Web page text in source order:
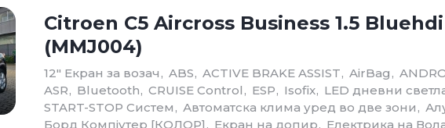
Citroen C5 Aircross Business 1.5 Bluehdi
(MMJ004)
12" Екран за возач , ABS, ACTIVE BRAKE ASSIST, AirBag ,
ASR, Bluetooth, CRUISE Control , ESP, Isofix, LED дневни
START-STOP Систем , Автоматскa клима уред во две зони ,
Борд Компјутер [КОЛОР] , Екран на допир, Електрика на